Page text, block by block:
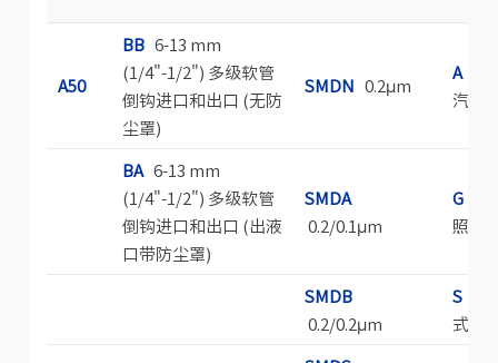
A50
BB6-13 mm
(1/4"-1/2") 多级软管
倒钩进口和出口 (无防
尘罩)
SMDN 0.2μm
A仅
汽灭
BA6-13 mm
(1/4"-1/2") 多级软管
倒钩进口和出口 (出液
口带防尘罩)
SMDA
0.2/0.1μm
G耐
照灭
SMDB
0.2/0.2μm
S无
式过